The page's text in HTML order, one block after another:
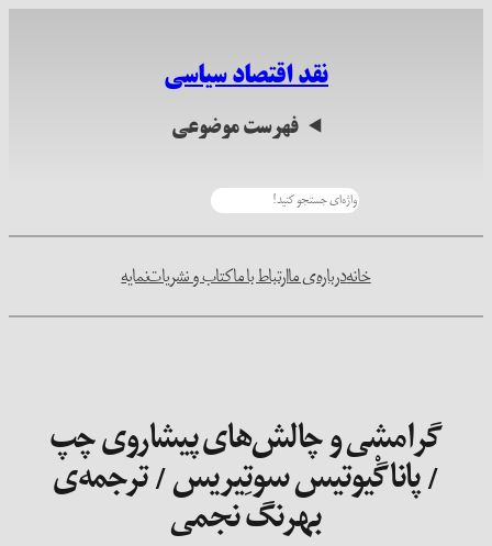
نقد اقتصاد سیاسی
فهرست موضوعی
درباره‌ی ماارتباط با ماکتاب و نشریاتنمایه
گرامشی و چالش‌های پیشاروی چپ
/ پاناگْیوتیس سوتِیریس / ترجمه‌ی
بهرنگ نجمی